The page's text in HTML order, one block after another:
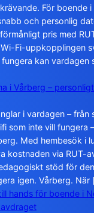
För boende i
och personlig
pris med
Fi-uppkopplingen
kan vardagen
i Vårberg –
i vardagen – från
som inte vill fungera
Med hembesök i
kostnaden via RUT-
stöd för
igen. Vårberg. När
hands för boende i